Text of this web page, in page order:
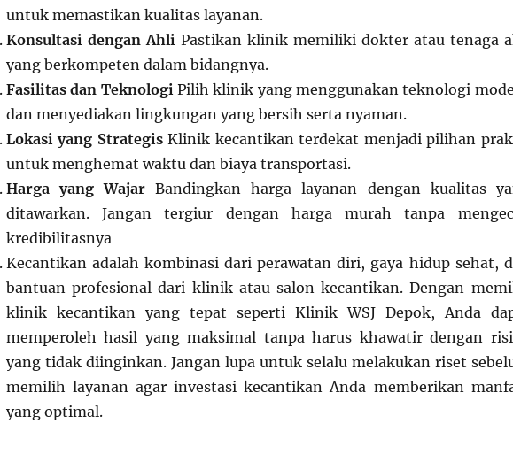
untuk memastikan kualitas layanan.
Konsultasi dengan Ahli Pastikan klinik memiliki dokter atau tenaga
yang berkompeten dalam bidangnya.
Fasilitas dan Teknologi Pilih klinik yang menggunakan teknologi
dan menyediakan lingkungan yang bersih serta nyaman.
Lokasi yang StrategisKlinik kecantikan terdekat menjadi pilihan
untuk menghemat waktu dan biaya transportasi.
Harga yang Wajar Bandingkan harga layanan dengan kualitas
ditawarkan. Jangan tergiur dengan harga murah tanpa
kredibilitasnya
Kecantikan adalah kombinasi dari perawatan diri, gaya hidup sehat,
bantuan profesional dari klinik atau salon kecantikan. Dengan
klinik kecantikan yang tepat seperti Klinik WSJ Depok, Anda
memperoleh hasil yang maksimal tanpa harus khawatir dengan
yang tidak diinginkan. Jangan lupa untuk selalu melakukan riset
memilih layanan agar investasi kecantikan Anda memberikan
yang optimal.